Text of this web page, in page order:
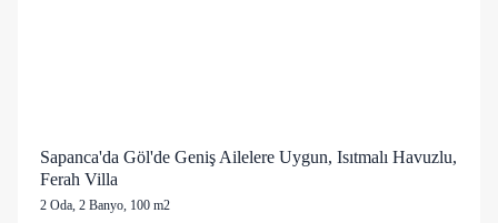
Sapanca'da Göl'de Geniş Ailelere Uygun, Isıtmalı Havuzlu,
Ferah Villa
2 Oda, 2 Banyo, 100 m2